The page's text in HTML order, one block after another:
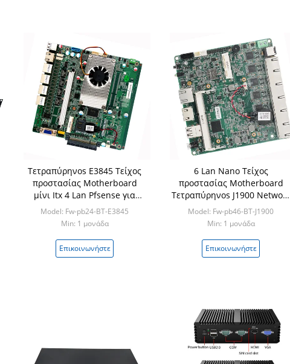
Τετραπύρηνοs E3845 Τείχος
προστασίας Motherboard
μίνι Itx 4 Lan Pfsense για
ασφάλεια δικτύου
Model: Fw-pb24-BT-E3845
Min: 1 μονάδα
Επικοινωνήστε
6 Lan Nano Τείχος
προστασίας Motherboard
Τετραπύρηνοs J1900 Network
Security Mainboard
Model: Fw-pb46-BT-J1900
Min: 1 μονάδα
Επικοινωνήστε